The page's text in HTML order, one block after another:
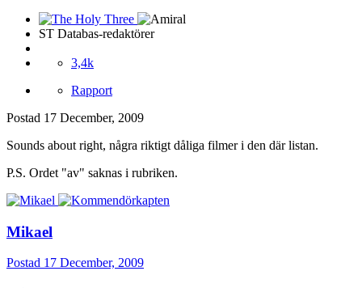
ST Databas-redaktörer
3,4k
Rapport
Postad 17 December, 2009
Sounds about right, några riktigt dåliga filmer i den där listan.
P.S. Ordet "av" saknas i rubriken.
Mikael
Postad 17 December, 2009